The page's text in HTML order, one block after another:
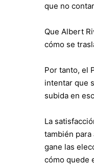
que no
Que Albert
cómo se
Por tanto, el
intentar que
subida en
La
también
gane las
cómo quede